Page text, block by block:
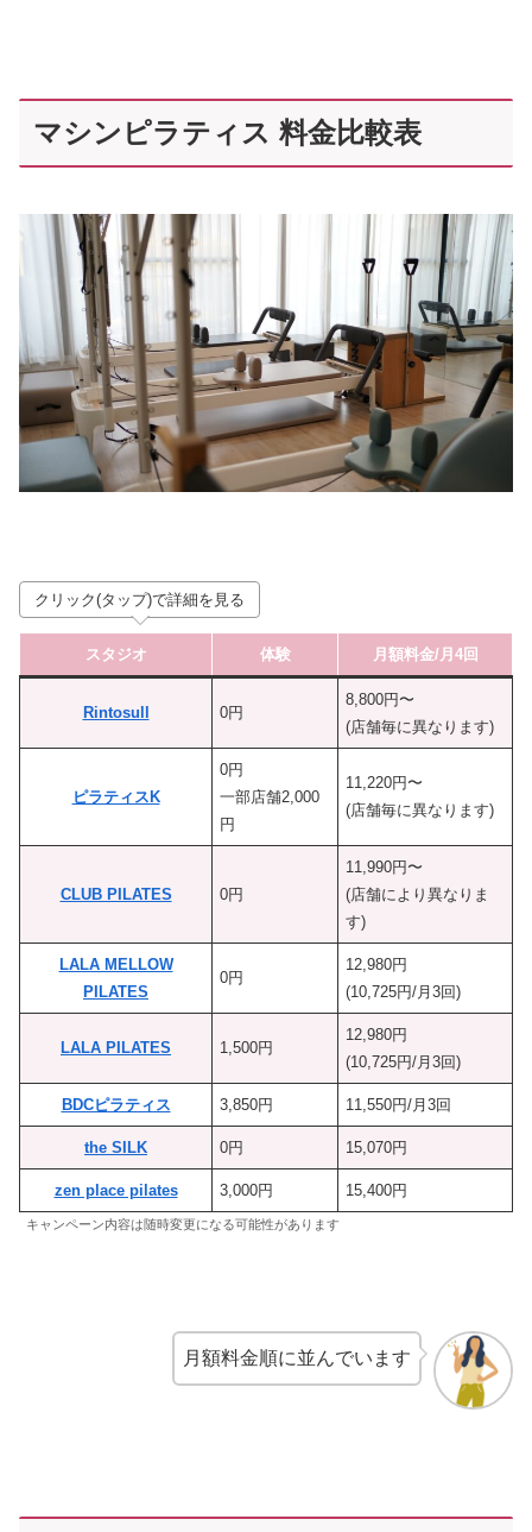
マシンピラティス 料金比較表
クリック(タップ)で詳細を見る
スタジオ 体験 月額料金/月4回
Rintosull 0円
8,800円〜
(店舗毎に異なります)
ピラティスK
0円
一部店舗2,000
円
11,220円〜
(店舗毎に異なります)
CLUB PILATES 0円
11,990円〜
(店舗により異なりま
す)
LALA MELLOW
PILATES
0円
12,980円
(10,725円/月3回)
LALA PILATES 1,500円
12,980円
(10,725円/月3回)
BDCピラティス 3,850円 11,550円/月3回
the SILK 0円 15,070円
zen place pilates 3,000円 15,400円
キャンペーン内容は随時変更になる可能性があります
月額料金順に並んでいます